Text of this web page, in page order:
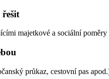
majetkové a sociální
průkaz, cestovní pas